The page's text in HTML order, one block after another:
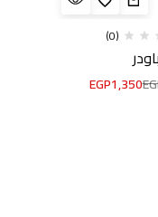
(0)
EGP1,350